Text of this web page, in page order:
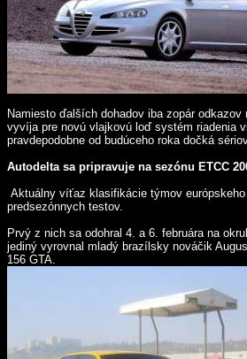
Namiesto ďalších dohadov iba zopár
vyvíja pre novú vlajkovú loď systém riadenia
pravdepodobne od budúceho roka dočká
Autodelta sa pripravuje na sezónu ETCC
Aktuálny víťaz klasifikácie týmov
predsezónnych testov.
Prvý z nich sa odohral 4. a 6. februára na
jediný vyrovnal mladý brazílsky nováčik
156 GTA.